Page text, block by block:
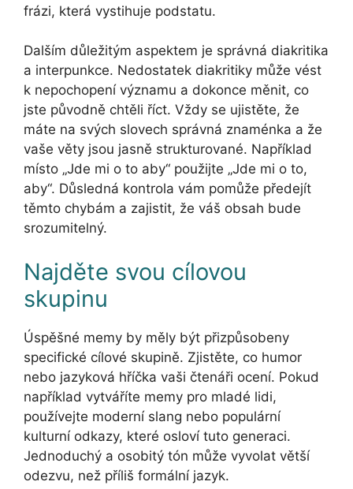
frázi, která vystihuje podstatu.
Dalším důležitým aspektem je správná diakritika
a interpunkce. Nedostatek diakritiky může vést
k nepochopení významu a dokonce měnit, co
jste původně chtěli říct. Vždy se ujistěte, že
máte na svých slovech správná znaménka a že
vaše věty jsou jasně strukturované. Například
místo „Jde mi o to aby“ použijte „Jde mi o to,
aby“. Důsledná kontrola vám pomůže předejít
těmto chybám a zajistit, že váš obsah bude
srozumitelný.
Najděte svou cílovou
skupinu
Úspěšné memy by měly být přizpůsobeny
specifické cílové skupině. Zjistěte, co humor
nebo jazyková hříčka vaši čtenáři ocení. Pokud
například vytváříte memy pro mladé lidi,
používejte moderní slang nebo populární
kulturní odkazy, které osloví tuto generaci.
Jednoduchý a osobitý tón může vyvolat větší
odezvu, než příliš formální jazyk.